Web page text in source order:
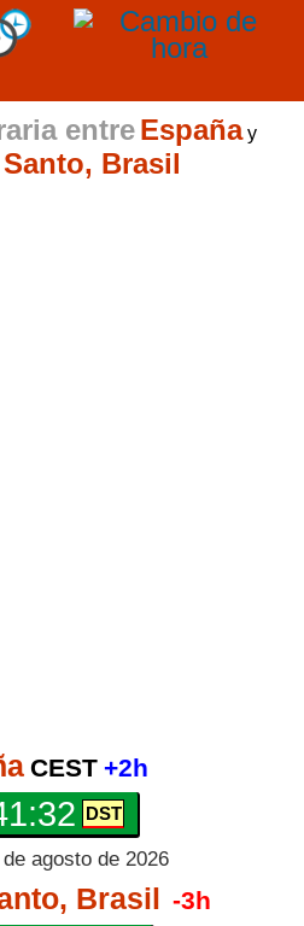
entre Españay
Brasil
CEST +2h
agosto de 2026
Brasil -3h